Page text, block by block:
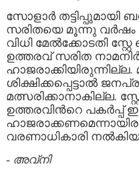
സോളാർ തട്ടിപ്പുമായി
സരിതയെ മൂന്നു വർഷം
വിധി മേൽക്കോടതി
ഉത്തരവ് സരിത
ശിക്ഷിക്കപ്പെട്ടാൽ
മത്സരിക്കാനാകില്ല.
ഉത്തരവിന്‍റെ പകർപ്പ്
വരണാധികാരി നൽകിയ
- അവ്നി